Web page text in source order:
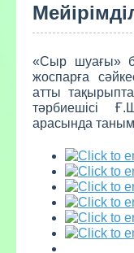
«Сыр шуағы»
жоспарға
атты
тәрбиешісі
арасында